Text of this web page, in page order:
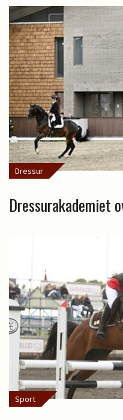
Dressur
Dressurakademiet
Sport